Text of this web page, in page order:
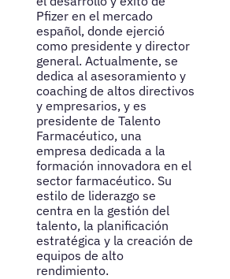
Pfizer en el mercado
español, donde ejerció
como presidente y director
general. Actualmente, se
dedica al asesoramiento y
coaching de altos directivos
y empresarios, y es
presidente de Talento
Farmacéutico, una
empresa dedicada a la
formación innovadora en el
sector farmacéutico. Su
estilo de liderazgo se
centra en la gestión del
talento, la planificación
estratégica y la creación de
equipos de alto
rendimiento.